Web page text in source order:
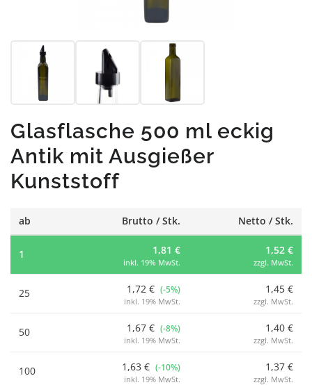
Glasflasche 500 ml eckig
Antik mit Ausgießer
Kunststoff
ab Brutto / Stk. Netto / Stk.
1 1,81 €
inkl. 19% MwSt.
1,52 €
zzgl. MwSt.
25 1,72 € (-5%)
inkl. 19% MwSt.
1,45 €
zzgl. MwSt.
50 1,67 € (-8%)
inkl. 19% MwSt.
1,40 €
zzgl. MwSt.
100 1,63 € (-10%)
inkl. 19% MwSt.
1,37 €
zzgl. MwSt.